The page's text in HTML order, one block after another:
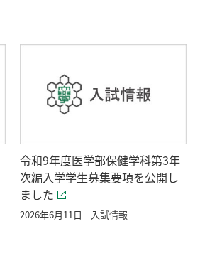
令和9年度医学部保健学科第3年
次編入学学生募集要項を公開し
ました
2026年6月11日 入試情報